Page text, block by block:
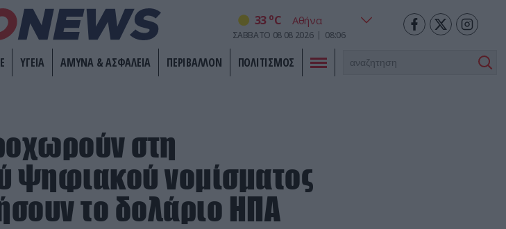
33 oC
ΣΑΒΒΑΤΟ 08 08 2026 08:06
ΥΓΕΙΑ ΑΜΥΝΑ & ΑΣΦΑΛΕΙΑ ΠΕΡΙΒΑΛΛΟΝ ΠΟΛΙΤΙΣΜΟΣ
στη
ψηφιακού νομίσματος
το δολάριο ΗΠΑ